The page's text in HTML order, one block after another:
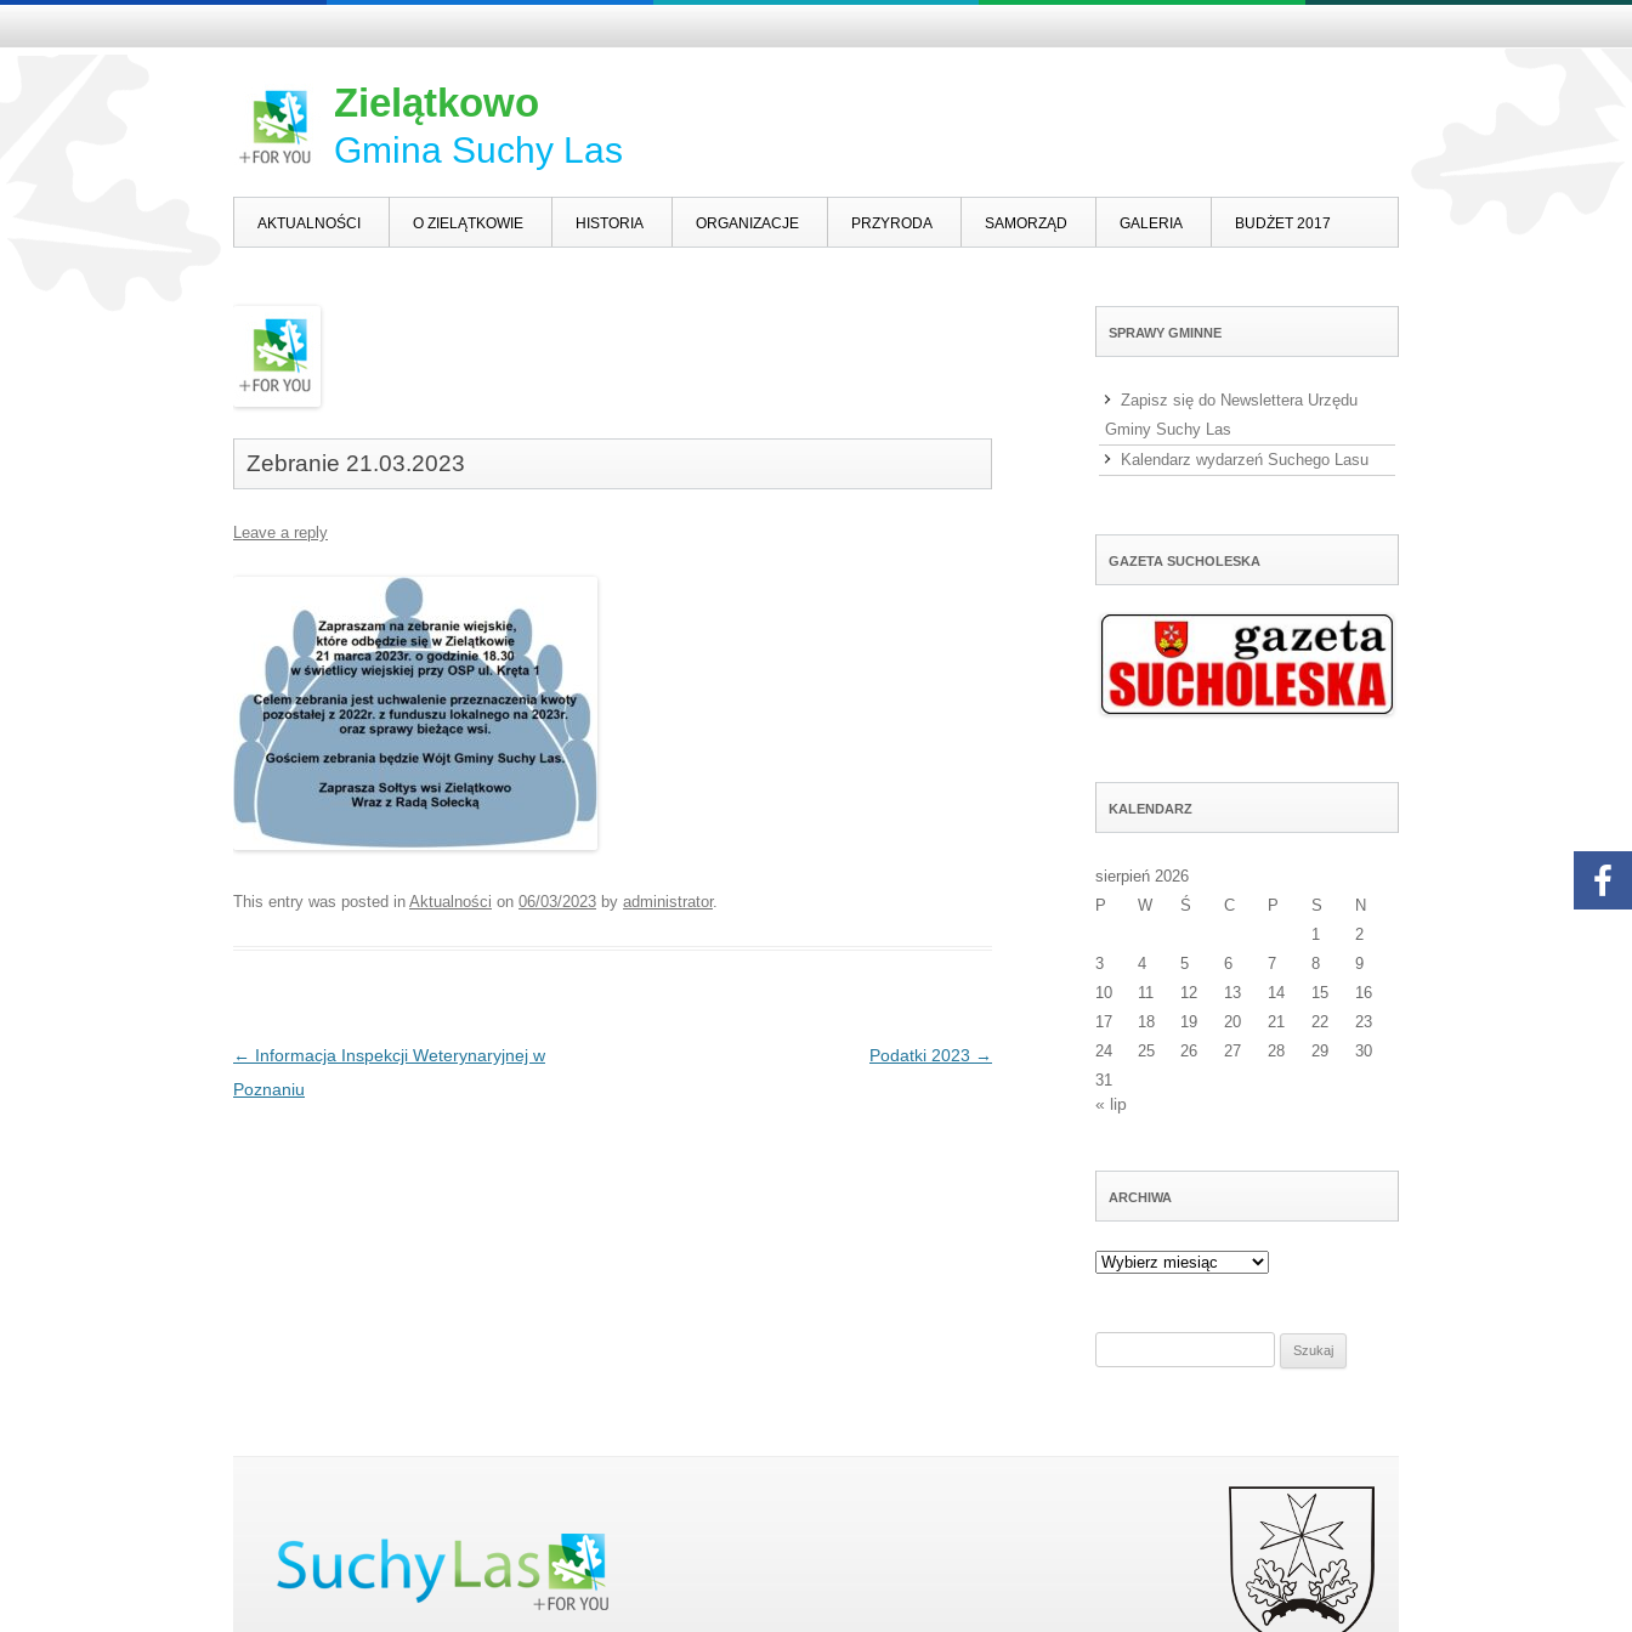
Zielątkowo
Gmina Suchy Las
AKTUALNOŚCI O ZIELĄTKOWIE HISTORIA ORGANIZACJE PRZYRODA SAMORZĄD GALERIA BUDŻET 2017
Zebranie 21.03.2023
Leave a reply
This entry was posted in Aktualności on 06/03/2023 by administrator.
Post navigation
← Informacja Inspekcji Weterynaryjnej w
Poznaniu
Podatki 2023 →
SPRAWY GMINNE
Zapisz się do Newslettera Urzędu
Gminy Suchy Las
Kalendarz wydarzeń Suchego Lasu
GAZETA SUCHOLESKA
KALENDARZ
sierpień 2026
P
W Ś C P S
N
1
2
3
4 5 6 7 8
9
10
11 12 13 14 15
16
17
18 19 20 21 22
23
24
25 26 27 28 29
30
31
« lip
ARCHIWA
Archiwa